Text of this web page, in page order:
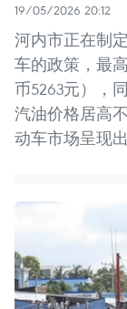
19/05/2026 20:12
河内市正在制
车的政策，最
币5263元），
汽油价格居高
动车市场呈现